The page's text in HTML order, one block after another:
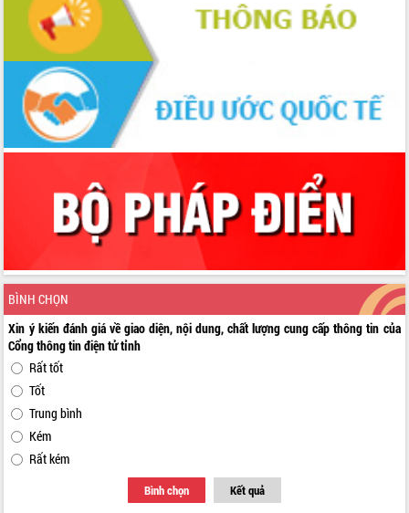
BÌNH CHỌN
Xin ý kiến đánh giá về giao diện, nội dung, chất lượng cung cấp thông tin của
Cổng thông tin điện tử tỉnh
Rất tốt
Tốt
Trung bình
Kém
Rất kém
Bình chọn Kết quả